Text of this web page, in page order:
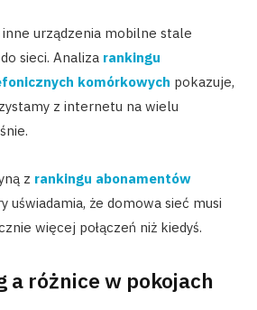
urządzenia mobilne stale
sieci. Analiza rankingu
komórkowych pokazuje,
z internetu na wielu
z rankingu abonamentów
uświadamia, że domowa sieć musi
więcej połączeń niż kiedyś.
a różnice w pokojach